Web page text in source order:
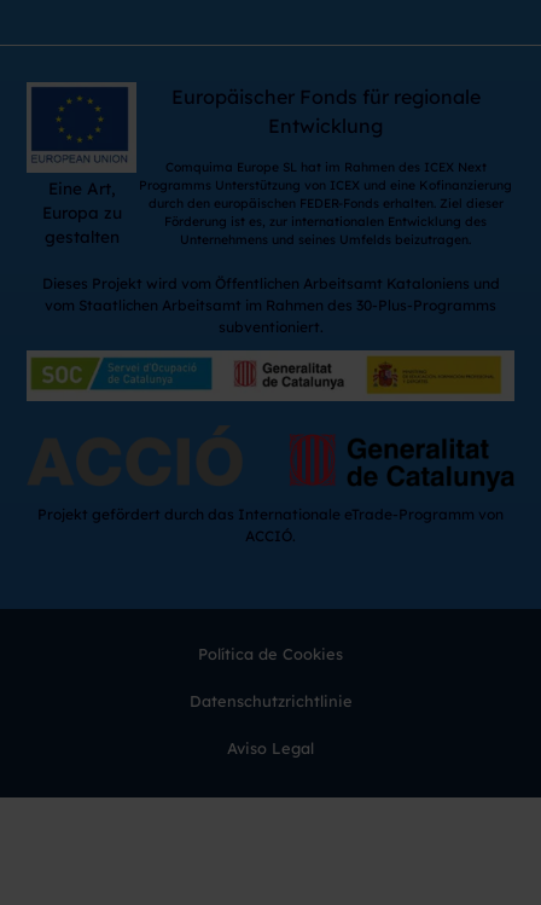
Eine Art,
Europa zu
gestalten
Europäischer Fonds für regionale
Entwicklung
Comquima Europe SL hat im Rahmen des ICEX Next
Programms Unterstützung von ICEX und eine Kofinanzierung
durch den europäischen FEDER-Fonds erhalten. Ziel dieser
Förderung ist es, zur internationalen Entwicklung des
Unternehmens und seines Umfelds beizutragen.
Dieses Projekt wird vom Öffentlichen Arbeitsamt Kataloniens und
vom Staatlichen Arbeitsamt im Rahmen des 30-Plus-Programms
subventioniert.
Projekt gefördert durch das Internationale eTrade-Programm von
ACCIÓ.
Política de Cookies
Datenschutzrichtlinie
Aviso Legal